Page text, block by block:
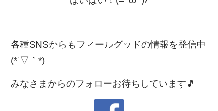
各種SNSからもフィールグッドの情報を発信中
(*´▽｀*)
みなさまからのフォローお待ちしています🎵